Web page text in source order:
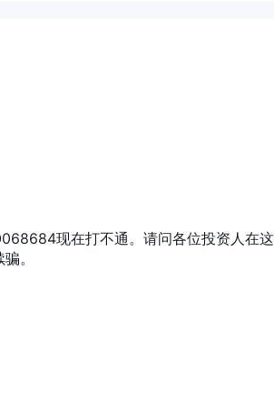
现在打不通。请问各位投资人在
。